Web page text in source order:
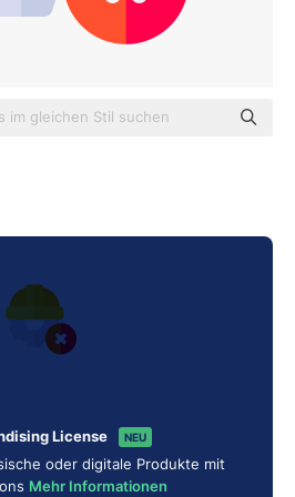
License NEU
oder digitale Produkte mit
Mehr Informationen